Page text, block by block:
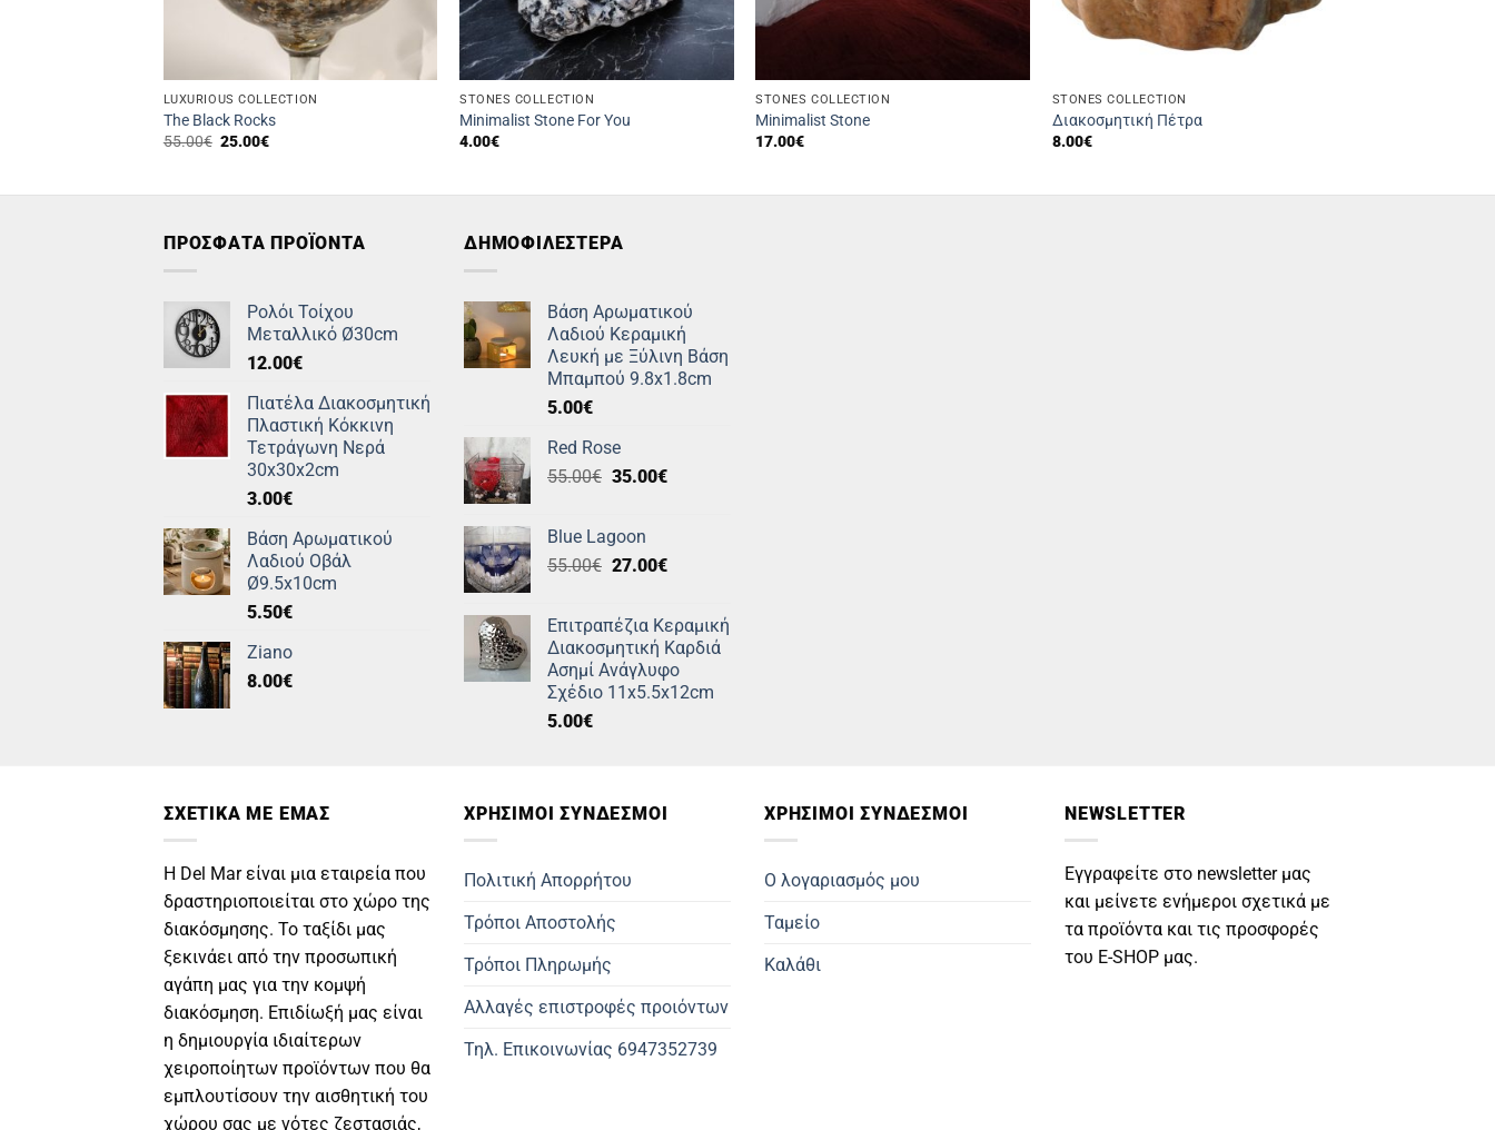
LUXURIOUS COLLECTION
The Black Rocks
55.00€ Original
25.00€Η
STONES COLLECTION
Minimalist Stone For You
4.00€
STONES COLLECTION
Minimalist Stone
17.00€
STONES COLLECTION
Διακοσμητική Πέτρα
8.00€
ΠΡΟΣΦΑΤΑ ΠΡΟΪΟΝΤΑ
Ρολόι Τοίχου
Μεταλλικό Ø30cm
12.00€
Πιατέλα Διακοσμητική
Πλαστική Κόκκινη
Τετράγωνη Νερά
30x30x2cm
3.00€
Βάση Αρωματικού
Λαδιού Οβάλ
Ø9.5x10cm
5.50€
Ziano
8.00€
ΔΗΜΟΦΙΛΕΣΤΕΡΑ
Βάση Αρωματικού
Λαδιού Κεραμική
Λευκή με Ξύλινη Βάση
Μπαμπού 9.8x1.8cm
5.00€
Red Rose
55.00€ Original
55.00€.
35.00€Η
35.00€.
Blue Lagoon
55.00€ Original
55.00€.
27.00€Η
είναι:
27.00€.
Επιτραπέζια Κεραμική
Διακοσμητική Καρδιά
Ασημί Ανάγλυφο
Σχέδιο 11x5.5x12cm
5.00€
ΣΧΕΤΙΚΑ ΜΕ ΕΜΑΣ
Η Del Mar είναι μια εταιρεία που
δραστηριοποιείται στο χώρο της
διακόσμησης. Το ταξίδι μας
ξεκινάει από την προσωπική
αγάπη μας για την κομψή
διακόσμηση. Επιδίωξή μας είναι
η δημιουργία ιδιαίτερων
χειροποίητων προϊόντων που θα
εμπλουτίσουν την αισθητική του
χώρου σας με νότες ζεστασιάς,
ΧΡΗΣΙΜOΙ ΣΥΝΔΕΣΜΟΙ
Πολιτική Απορρήτου
Τρόποι Αποστολής
Τρόποι Πληρωμής
Αλλαγές επιστροφές προιόντων
Τηλ. Επικοινωνίας 6947352739
ΧΡΗΣΙΜΟΙ ΣΥΝΔΕΣΜΟΙ
Ο λογαριασμός μου
Ταμείο
Καλάθι
NEWSLETTER
Εγγραφείτε στο newsletter μας
και μείνετε ενήμεροι σχετικά με
τα προϊόντα και τις προσφορές
του E-SHOP μας.